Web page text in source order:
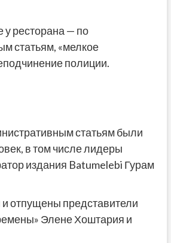
ресторана — по
статьям, «мелкое
полиции.
статьям были
в том числе лидеры
издания Batumelebi Гурам
отпущены представители
Элене Хоштария и